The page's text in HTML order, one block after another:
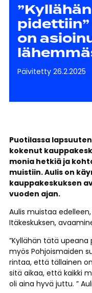
pidettiin”
on
Päivitetty 26.2.2025
Puotilassa
kokenut
monia hetkiä ja
muistiin. Aulis on
kauppakeskuksen
vuoden ajan.
Aulis muistaa
Itäkeskuksen,
”Kyllähän tätä upeana
myös Pohjoismaiden
rintaa, että tällainen
sitä aikaa, että kaikki
oli aina hyvä juttu. ”